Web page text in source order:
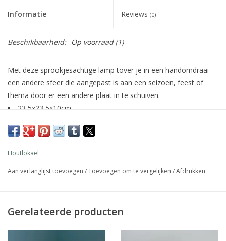
Informatie Reviews (0)
Beschikbaarheid: Op voorraad(1)
Met deze sprookjesachtige lamp tover je in een handomdraai
een andere sfeer die aangepast is aan een seizoen, feest of
thema door er een andere plaat in te schuiven.
23,5x23,5x10cm
met front van geolied walnotenhout
excl. seizoensplaten (los verkrijgbaar)
Houtlokael
Aan verlanglijst toevoegen /Toevoegen om te vergelijken /Afdrukken
Gerelateerde producten